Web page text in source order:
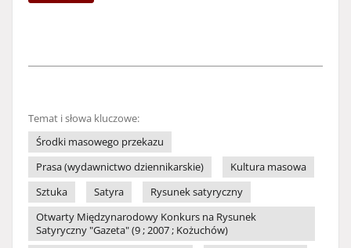
Temat i słowa kluczowe:
Środki masowego przekazu
Prasa (wydawnictwo dziennikarskie)
Kultura masowa
Sztuka
Satyra
Rysunek satyryczny
Otwarty Międzynarodowy Konkurs na Rysunek
Satyryczny "Gazeta" (9 ; 2007 ; Kożuchów)